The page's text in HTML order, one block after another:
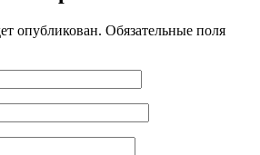
опубликован. Обязательные поля